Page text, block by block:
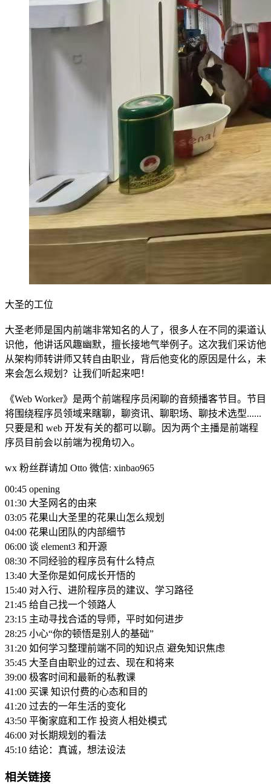
大圣的工位
大圣老师是国内前端非常知名的人了，很多人在不同的渠道认
识他，他讲话风趣幽默，擅长接地气举例子。这次我们采访他
从架构师转讲师又转自由职业，背后他变化的原因是什么，未
来会怎么规划？让我们听起来吧！
《Web Worker》是两个前端程序员闲聊的音频播客节目。节目
将围绕程序员领域来瞎聊，聊资讯、聊职场、聊技术选型......
只要是和 web 开发有关的都可以聊。因为两个主播是前端程
序员目前会以前端为视角切入。
wx 粉丝群请加 Otto 微信: xinbao965
00:45 opening
01:30 大圣网名的由来
03:05 花果山大圣里的花果山怎么规划
04:00 花果山团队的内部细节
06:00 谈 element3 和开源
08:30 不同经验的程序员有什么特点
13:40 大圣你是如何成长开悟的
15:40 对入行、进阶程序员的建议、学习路径
21:45 给自己找一个领路人
23:15 主动寻找合适的导师，平时如何进步
28:25 小心“你的顿悟是别人的基础”
31:20 如何学习整理前端不同的知识点 避免知识焦虑
35:45 大圣自由职业的过去、现在和将来
39:00 极客时间和最新的私教课
41:00 买课 知识付费的心态和目的
41:20 过去的一年生活的变化
43:50 平衡家庭和工作 投资人相处模式
46:00 对长期规划的看法
45:10 结论：真诚，想法设法
相关链接